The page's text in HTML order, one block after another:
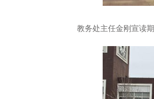
教务处主任金刚宣读期